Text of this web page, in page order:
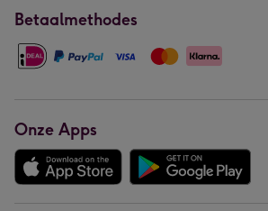
Betaalmethodes
Onze Apps